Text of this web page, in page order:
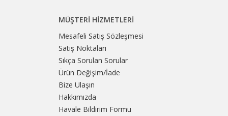
MÜŞTERI HIZMETLERI
Mesafeli Satış Sözleşmesi
Satış Noktaları
Sıkça Sorulan Sorular
Ürün Değişim/İade
Bize Ulaşın
Hakkımızda
Havale Bildirim Formu